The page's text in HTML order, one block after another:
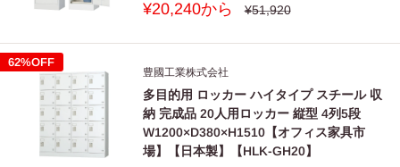
販
価
¥20,240から
通
格
¥51,920
62%OFF
豊國工業株式会社
多目的用 ロッカー ハイタイプ スチール 収
納 完成品 20人用ロッカー 縦型 4列5段
W1200×D380×H1510【オフィス家具市
場】【日本製】【HLK-GH20】